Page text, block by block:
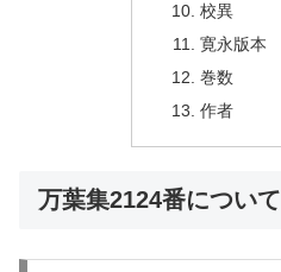
校異
寛永版本
巻数
作者
万葉集2124番について